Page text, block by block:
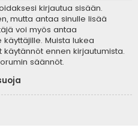
kirjautua sisään.
mutta antaa sinulle lisää
voi myös antaa
Muista lukea
ennen kirjautumista.
säännöt.